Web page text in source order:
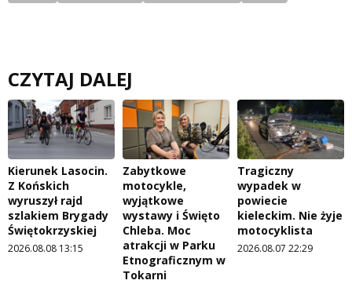
CZYTAJ DALEJ
Kierunek Lasocin.
Z Końskich
wyruszył rajd
szlakiem Brygady
Świętokrzyskiej
2026.08.08 13:15
Zabytkowe
motocykle,
wyjątkowe
wystawy i Święto
Chleba. Moc
atrakcji w Parku
Etnograficznym w
Tokarni
Tragiczny
wypadek w
powiecie
kieleckim. Nie żyje
motocyklista
2026.08.07 22:29